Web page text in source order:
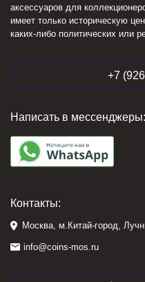
аксессуаров для
имеет только историческую
каких-либо политических или
+7
Написать в мессенджеры:
Контакты:
Москва, м.Китай-город,
info@coins-mos.ru